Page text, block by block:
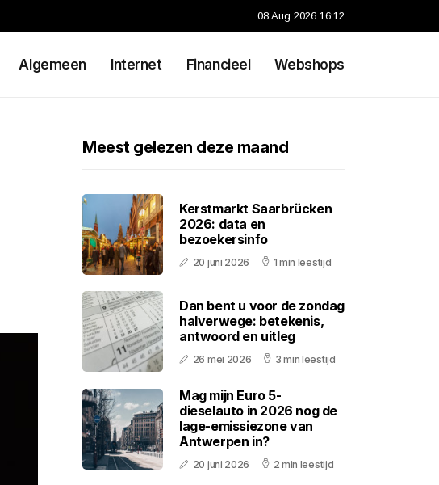
08 Aug 2026 16:12
Algemeen Internet Financieel Webshops
Meest gelezen deze maand
Kerstmarkt Saarbrücken
2026: data en
bezoekersinfo
20 juni 2026 1 min leestijd
Dan bent u voor de zondag
halverwege: betekenis,
antwoord en uitleg
26 mei 2026 3 min leestijd
Mag mijn Euro 5-
dieselauto in 2026 nog de
lage-emissiezone van
Antwerpen in?
20 juni 2026 2 min leestijd